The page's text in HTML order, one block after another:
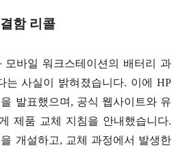
함 리콜
모바일 워크스테이션의 배터리 과
는 사실이 밝혀졌습니다. 이에 HP
발표했으며, 공식 웹사이트와 유
제품 교체 지침을 안내했습니다.
개설하고, 교체 과정에서 발생한